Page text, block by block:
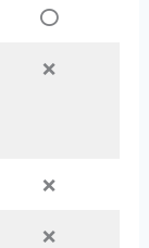
⭕️
❌
❌
❌